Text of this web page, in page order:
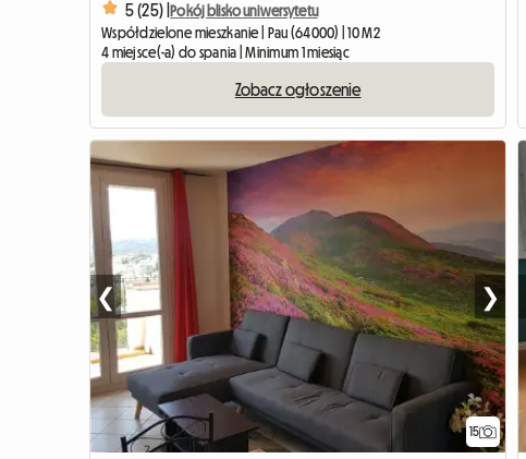
5 (25) |Pokój blisko uniwersytetu
Współdzielone mieszkanie | Pau (64000) | 10 M2
4 miejsce(-a) do spania | Minimum 1 miesiąc
Zobacz ogłoszenie
15
❮ ❯